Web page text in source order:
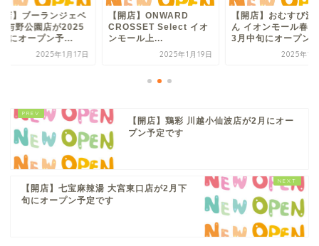
店】ブーランジェベ
与野公園店が2025
にオープン予...
2025年1月17日
【開店】ONWARD
CROSSET Select イオ
ンモール上...
2025年1月19日
【開店】おむすび源
ん イオンモール春
3月中旬にオープン...
2025年1
【開店】鶏彩 川越小仙波店が2月にオー
プン予定です
【開店】七宝麻辣湯 大宮東口店が2月下
旬にオープン予定です